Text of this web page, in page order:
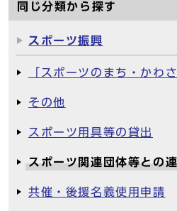
同じ分類から探す
スポーツ振興
「スポーツのまち・かわ
その他
スポーツ用具等の貸出
スポーツ関連団体等との
共催・後援名義使用申請